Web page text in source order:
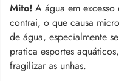
Mito! A água em
contrai, o que causa
de água, especialmente
pratica esportes
fragilizar as unhas.